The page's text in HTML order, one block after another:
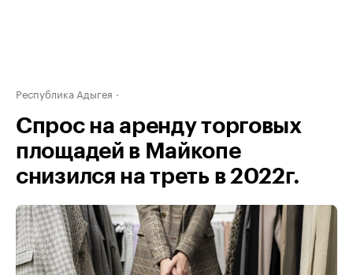
Республика Адыгея
Спрос на аренду торговых
площадей в Майкопе
снизился на треть в 2022г.